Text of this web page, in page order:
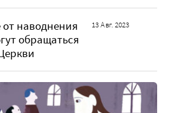
наводнения
обращаться
13 Авг. 2023